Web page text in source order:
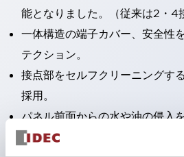
能となりました。（従来は2・4
一体構造の端子カバー、安全性
テクション。
接点部をセルフクリーニングす
採用。
パネル前面からの水や油の侵入
護構造：IP65。（ただし2点押